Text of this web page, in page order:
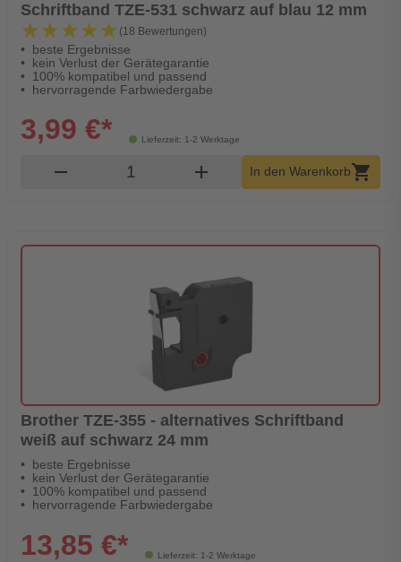
Schriftband TZE-531 schwarz auf blau 12 mm
★★★★★
★★★★★ (18 Bewertungen)
beste Ergebnisse
kein Verlust der Gerätegarantie
100% kompatibel und passend
hervorragende Farbwiedergabe
Lieferzeit: 1-2 Werktage
3,99 €*
remove Produkt Warenkorb Menge
add In den Warenkorbshopping_cart
Brother TZE-355 - alternatives Schriftband
weiß auf schwarz 24 mm
beste Ergebnisse
kein Verlust der Gerätegarantie
100% kompatibel und passend
hervorragende Farbwiedergabe
Lieferzeit: 1-2 Werktage
13,85 €*